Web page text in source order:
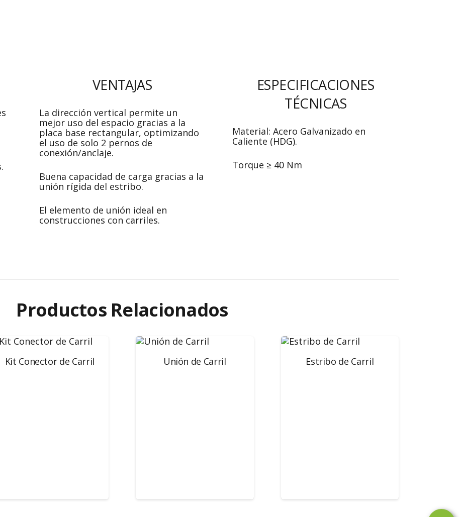
VENTAJAS
La dirección vertical permite un
mejor uso del espacio gracias a la
placa base rectangular, optimizando
el uso de solo 2 pernos de
conexión/anclaje.
Buena capacidad de carga gracias a la
unión rígida del estribo.
El elemento de unión ideal en
construcciones con carriles.
ESPECIFICACIONES
TÉCNICAS
Material: Acero Galvanizado en
Caliente (HDG).
Torque ≥ 40 Nm
Productos Relacionados
Kit Conector de Carril Unión de Carril Estribo de Carril